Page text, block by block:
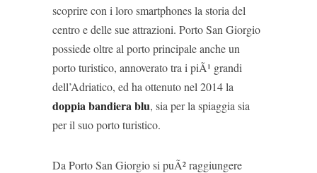
scoprire con i loro smartphones la storia del
centro e delle sue attrazioni. Porto San Giorgio
possiede oltre al porto principale anche un
porto turistico, annoverato tra i piÃ¹ grandi
dell’Adriatico, ed ha ottenuto nel 2014 la
doppia bandiera blu, sia per la spiaggia sia
per il suo porto turistico.
Da Porto San Giorgio si puÃ² raggiungere